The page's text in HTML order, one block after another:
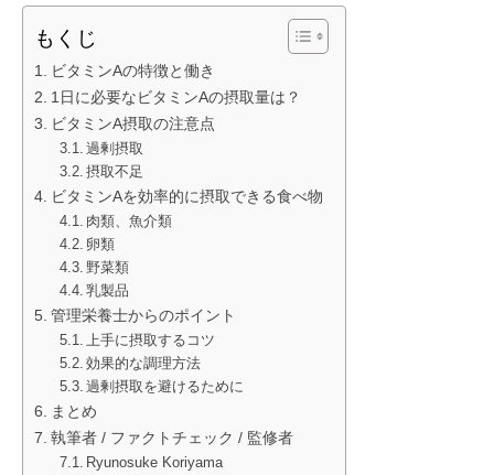
もくじ
ビタミンAの特徴と働き
1日に必要なビタミンAの摂取量は？
ビタミンA摂取の注意点
過剰摂取
摂取不足
ビタミンAを効率的に摂取できる食べ物
肉類、魚介類
卵類
野菜類
乳製品
管理栄養士からのポイント
上手に摂取するコツ
効果的な調理方法
過剰摂取を避けるために
まとめ
執筆者 / ファクトチェック / 監修者
Ryunosuke Koriyama